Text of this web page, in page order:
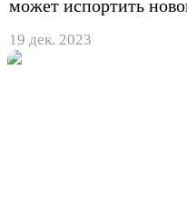
может испортить
19 дек. 2023